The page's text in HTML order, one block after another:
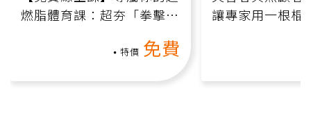
燃脂體育課：超夯「拳擊有
特價 免費
讓專家用一根棍